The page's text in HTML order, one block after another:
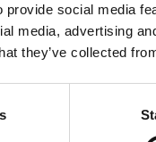
social media
media, advertising
they’ve collected